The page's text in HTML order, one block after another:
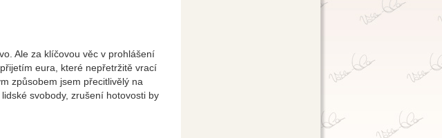
Ale za klíčovou věc v prohlášení
eura, které nepřetržitě vrací
způsobem jsem přecitlivělý na
svobody, zrušení hotovosti by